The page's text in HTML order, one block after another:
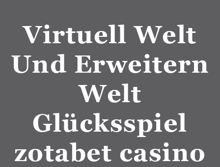
Virtuell Welt
Und Erweitern
Welt
Glücksspiel
zotabet casino